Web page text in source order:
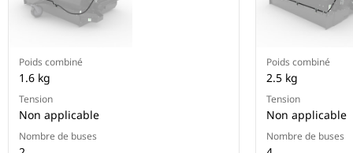
Poids combiné
1.6 kg
Tension
Non applicable
Nombre de buses
Poids combiné
2.5 kg
Tension
Non applicable
Nombre de buses